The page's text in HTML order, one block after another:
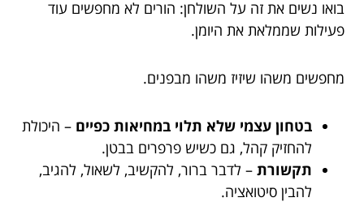
בואו נשים את זה על השולחן: הורים לא מחפשים עוד
פעילות שממלאת את היומן.
מחפשים משהו שיזיז משהו מבפנים.
בטחון עצמי שלא תלוי במחיאות כפיים – היכולת
להחזיק קהל, גם כשיש פרפרים בבטן.
תקשורת – לדבר ברור, להקשיב, לשאול, להגיב,
להבין סיטואציה.